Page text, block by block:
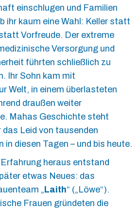
einschlugen und Familien
ihr kaum eine Wahl: Keller statt
Vorfreude. Der extreme
Versorgung und
führten schließlich zu
Ihr Sohn kam mit
Welt, in einem überlasteten
draußen weiter
Mahas Geschichte steht
Leid von tausenden
in diesen Tagen – und bis heute.
heraus entstand
etwas Neues: das
„ Laith“ („Löwe“).
Frauen gründeten die